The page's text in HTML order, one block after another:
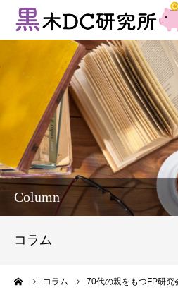
Column
コラム
コラム 70代の親をもつFP研究
法人向けサービス
個人向けサービス
コラム
新着情報